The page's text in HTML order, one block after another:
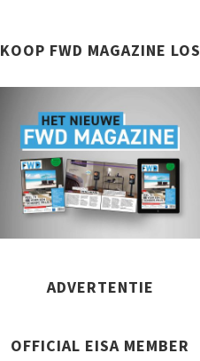
KOOP FWD MAGAZINE LOS
ADVERTENTIE
OFFICIAL EISA MEMBER